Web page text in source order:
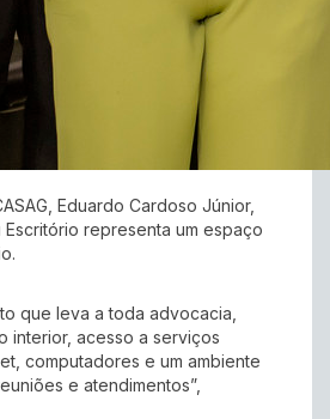
Eduardo Cardoso Júnior,
representa um espaço
que leva a toda advocacia,
interior, acesso a serviços
computadores e um ambiente
e atendimentos”,